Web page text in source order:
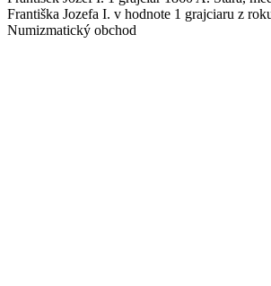
Františka Jozefa I. v hodnote 1 grajciaru z
Numizmatický obchod